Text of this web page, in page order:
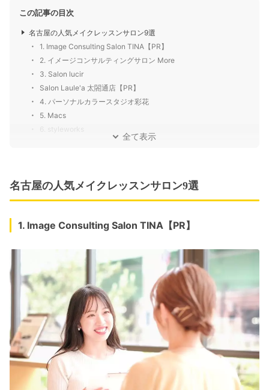
この記事の目次
名古屋の人気メイクレッスンサロン9選
1. Image Consulting Salon TINA【PR】
2. イメージコンサルティングサロン More
3. Salon lucir
Salon Laule'a 太閤通店【PR】
4. パーソナルカラースタジオ彩花
5. Macs
全て表示
名古屋の人気メイクレッスンサロン9選
1. Image Consulting Salon TINA【PR】